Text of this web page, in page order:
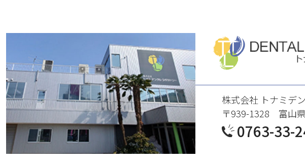
株式会社 トナミデ
〒939-1328 富山
0763-33-